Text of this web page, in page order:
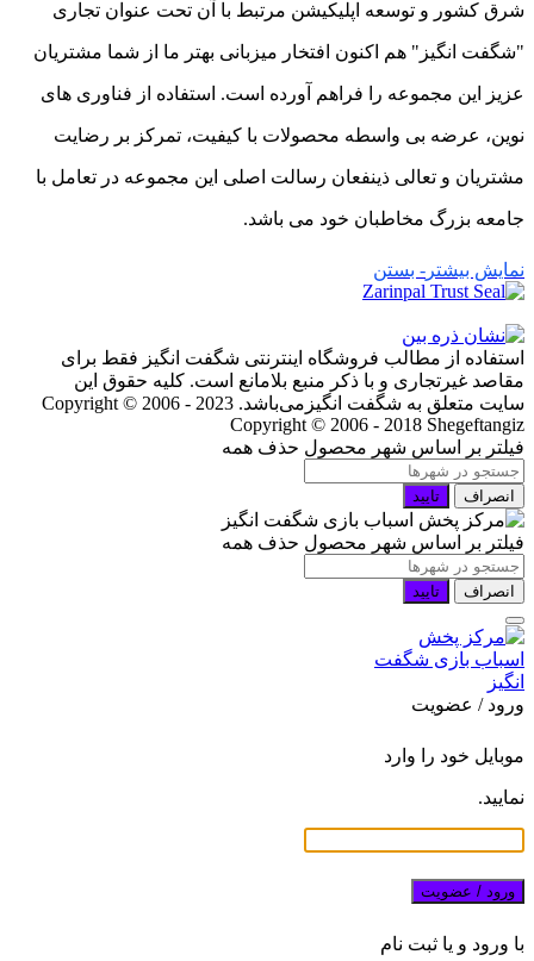
شرق کشور و توسعه اپلیکیشن مرتبط با آن تحت عنوان تجاری
"شگفت انگیز" هم اکنون افتخار میزبانی بهتر ما از شما مشتریان
عزیز این مجموعه را فراهم آورده است. استفاده از فناوری های
نوین، عرضه بی واسطه محصولات با کیفیت، تمرکز بر رضایت
مشتریان و تعالی ذینفعان رسالت اصلی این مجموعه در تعامل با
جامعه بزرگ مخاطبان خود می باشد.
نمایش بیشتر - بستن
استفاده از مطالب فروشگاه اینترنتی شگفت انگیز فقط برای
مقاصد غیرتجاری و با ذکر منبع بلامانع است. کلیه حقوق این
سایت متعلق به شگفت انگیزمی‌باشد. Copyright © 2006 - 2023
Copyright © 2006 - 2018 Shegeftangiz
فیلتر بر اساس شهر محصول حذف همه
انصراف تایید
فیلتر بر اساس شهر محصول حذف همه
انصراف تایید
ورود / عضویت
موبایل خود را وارد
نمایید.
ورود / عضویت
با ورود و یا ثبت نام